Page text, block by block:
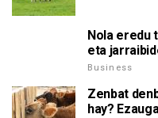
Nola eredu
eta
Business
Zenbat
hay?